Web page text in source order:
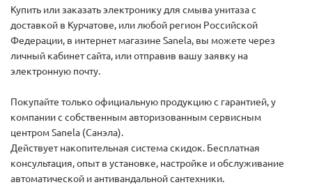
Купить или заказать электронику для смыва унитаза с
доставкой в Курчатове, или любой регион Российской
Федерации, в интернет магазине Sanela, вы можете через
личный кабинет сайта, или отправив вашу заявку на
электронную почту.
Покупайте только официальную продукцию с гарантией, у
компании с собственным авторизованным сервисным
центром Sanela (Санэла).
Действует накопительная система скидок. Бесплатная
консультация, опыт в установке, настройке и обслуживание
автоматической и антивандальной сантехники.